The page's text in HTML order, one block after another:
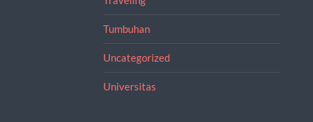
Tumbuhan
Uncategorized
Universitas